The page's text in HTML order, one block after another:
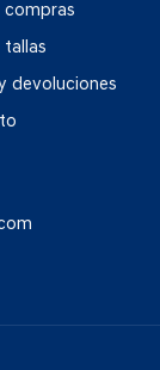
compras
tallas
devoluciones